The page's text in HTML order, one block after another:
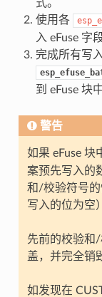
式。
使用各
入 eFuse 字段
完成所有写
到 eFuse 块中
警告
如果 eFuse 块
案预先写入的
和/校验符号
写入的位为空
先前的校验和
盖，并完全销
如发现在